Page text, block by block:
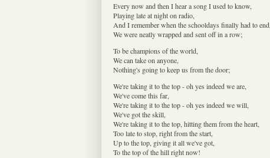
Every now and then I hear a song I used to know,
Playing late at night on radio,
And I remember when the schooldays finally had to end,
We were neatly wrapped and sent off in a row;
To be champions of the world,
We can take on anyone,
Nothing's going to keep us from the door;
We're taking it to the top - oh yes indeed we are,
We've come this far,
We're taking it to the top - oh yes indeed we will,
We've got the skill,
We're taking it to the top, hitting them from the heart,
Too late to stop, right from the start,
Up to the top, giving it all we've got,
To the top of the hill right now!